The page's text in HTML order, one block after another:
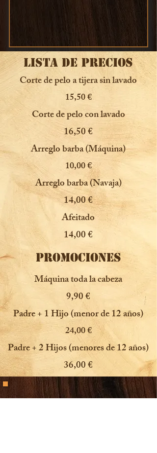
LISTA DE PRECIOS
Corte de pelo a tijera sin lavado
15,50 €
Corte de pelo con lavado
16,50 €
Arreglo barba (Máquina)
10,00 €
Arreglo barba (Navaja)
14,00 €
Afeitado
14,00 €
PROMOCIONES
Máquina toda la cabeza
9,90 €
Padre + 1 Hijo (menor de 12 años)
24,00 €
Padre + 2 Hijos (menores de 12 años)
36,00 €